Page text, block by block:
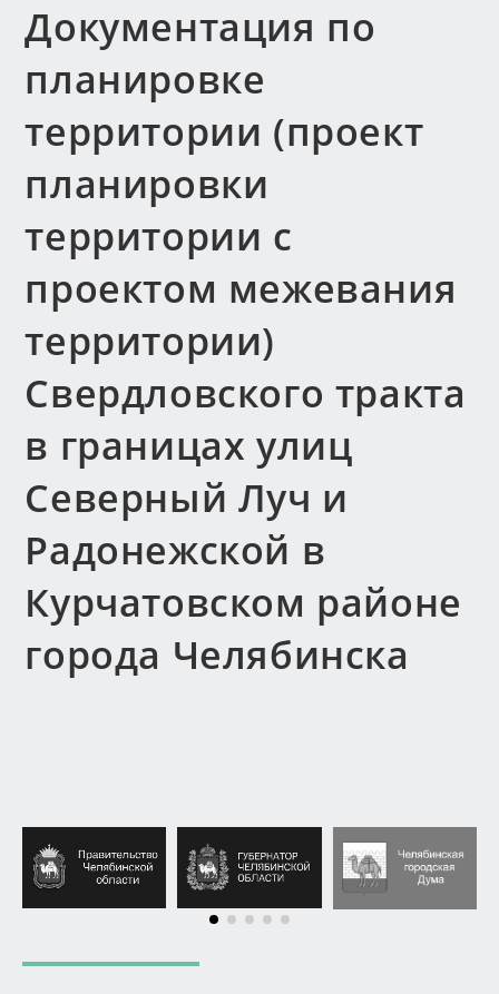
Документация по
планировке
территории (проект
планировки
территории с
проектом межевания
территории)
Свердловского тракта
в границах улиц
Северный Луч и
Радонежской в
Курчатовском районе
города Челябинска